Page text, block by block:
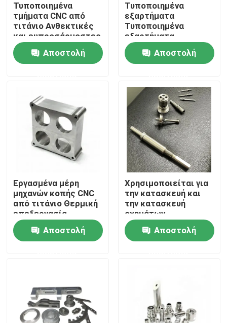
Σπίτι
Προϊόντα
Βίντεο
Σχετικά με εμάς
Επισκεψή εργοστασίου
Έλεγχος ποιότητας
Επικοινωνήστε μαζί μας
Ανταλλακτικά κατεργασμένα με Cnc
Ανταλλακτικά φρέζας CNC
Τυποποιημένα
τμήματα CNC από
τιτάνιο Ανθεκτικές
και ευπροσάρμοστες
λύσεις με θερμική
επεξεργασία
αναψύκνωσης /
Αποστολή
Τυποποιημένα
εξαρτήματα
Τυποποιημένα
εξαρτήματα
Τυποποιημένα
εξαρτήματα
Τυποποιημένα
Αποστολή
Εργασμένα μέρη
μηχανών κοπής CNC
από τιτάνιο Θερμική
επεξεργασία
Αποστολή
Χρησιμοποιείται για
την κατασκευή και
την κατασκευή
οχημάτων.
Αποστολή